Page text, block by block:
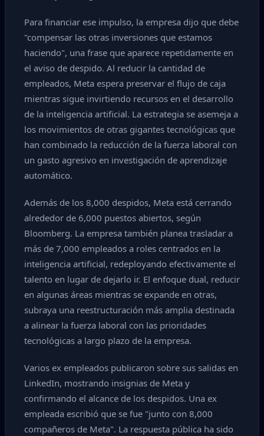
Para financiar ese impulso, la empresa dijo que debe
"compensar las otras inversiones que estamos
haciendo", una frase que aparece repetidamente en
el aviso de despido. Al reducir la cantidad de
empleados, Meta espera preservar el flujo de caja
mientras sigue invirtiendo recursos en el desarrollo
de la inteligencia artificial. La estrategia se asemeja a
los movimientos de otras gigantes tecnológicas que
han combinado la reducción de la fuerza laboral con
un gasto agresivo en investigación de aprendizaje
automático.
Además de los 8,000 despidos, Meta está cerrando
alrededor de 6,000 puestos abiertos, según
Bloomberg. La empresa también planea trasladar a
más de 7,000 empleados a roles centrados en la
inteligencia artificial, redeployando efectivamente el
talento en lugar de dejarlo ir. El enfoque dual, reducir
en algunas áreas mientras se expande en otras,
subraya una reestructuración más amplia destinada
a alinear la fuerza laboral con las prioridades
tecnológicas a largo plazo de la empresa.
Varios ex empleados publicaron sobre sus salidas en
LinkedIn, mostrando insignias de Meta y
confirmando el alcance de los despidos. Una ex
empleada escribió que se fue "junto con 8,000
compañeros de Meta". La respuesta pública ha sido